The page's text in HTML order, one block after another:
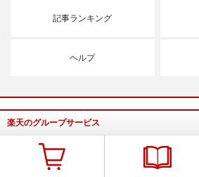
記事ランキング
ヘルプ
楽天のグループサービス